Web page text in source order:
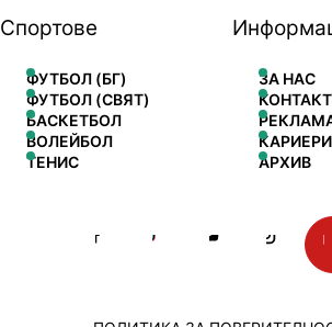
Спортове
ФУТБОЛ (БГ)
ФУТБОЛ (СВЯТ)
БАСКЕТБОЛ
ВОЛЕЙБОЛ
ТЕНИС
ЗА НАС
КАРИЕРИ
АРХИВ